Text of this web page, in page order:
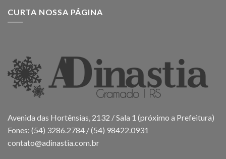
CURTA NOSSA PÁGINA
Avenida das Hortênsias, 2132 / Sala 1 (próximo a Prefeitura)
Fones: (54) 3286.2784 / (54) 98422.0931
contato@adinastia.com.br